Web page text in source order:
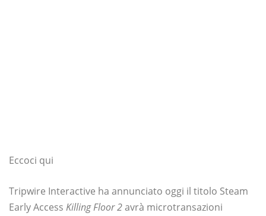
Eccoci qui
Tripwire Interactive ha annunciato oggi il titolo Steam
Early Access Killing Floor 2avrà microtransazioni